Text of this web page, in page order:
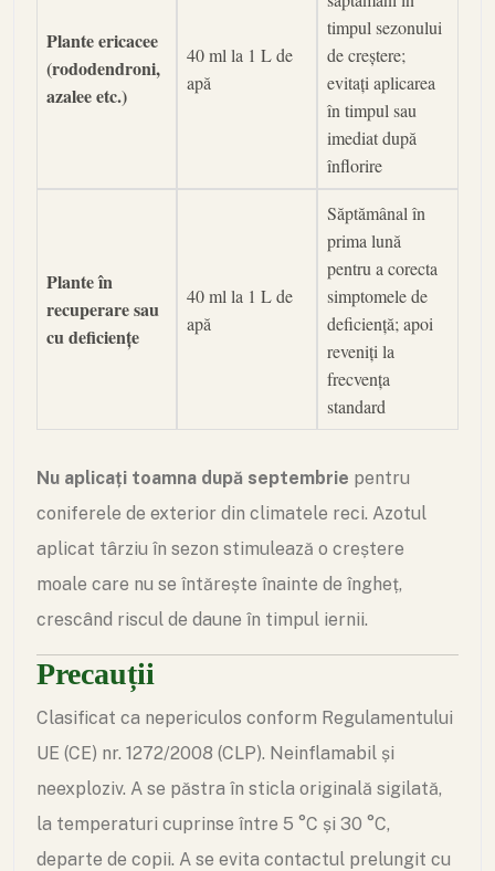
Plante ericacee
(rododendroni,
azalee etc.)
40 ml la 1 L de
apă
timpul sezonului
de creștere;
evitați aplicarea
în timpul sau
imediat după
înflorire
Plante în
recuperare sau
cu deficiențe
40 ml la 1 L de
apă
Săptămânal în
prima lună
pentru a corecta
simptomele de
deficiență; apoi
reveniți la
frecvența
standard
Nu aplicați toamna după septembrie pentru
coniferele de exterior din climatele reci. Azotul
aplicat târziu în sezon stimulează o creștere
moale care nu se întărește înainte de îngheț,
crescând riscul de daune în timpul iernii.
Precauții
Clasificat ca nepericulos conform Regulamentului
UE (CE) nr. 1272/2008 (CLP). Neinflamabil și
neexploziv. A se păstra în sticla originală sigilată,
la temperaturi cuprinse între 5 °C și 30 °C,
departe de copii. A se evita contactul prelungit cu